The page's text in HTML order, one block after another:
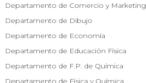
Departamento de Comercio y Marketing
Departamento de Dibujo
Departamento de Economía
Departamento de Educación Física
Departamento de F.P. de Química
Departamento de Física y Química